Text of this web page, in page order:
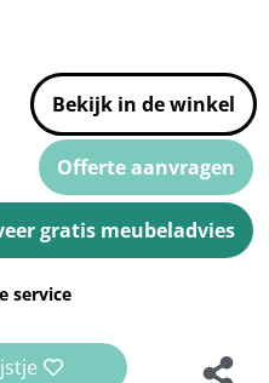
Bekijk in de winkel
Offerte aanvragen
gratis meubeladvies
service